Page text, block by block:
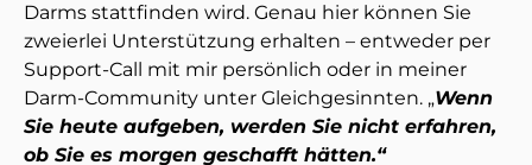
Darms stattfinden wird. Genau hier können Sie
zweierlei Unterstützung erhalten – entweder per
Support-Call mit mir persönlich oder in meiner
Darm-Community unter Gleichgesinnten. „Wenn
Sie heute aufgeben, werden Sie nicht erfahren,
ob Sie es morgen geschafft hätten.“